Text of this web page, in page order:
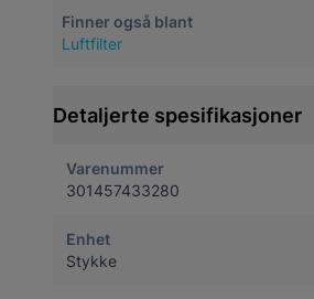
Finner også blant
Luftfilter
Detaljerte spesifikasjoner
Varenummer
301457433280
Enhet
Stykke